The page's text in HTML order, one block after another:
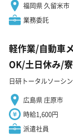
福岡県 久留米市
業務委託
軽作業/自動車
OK/土日休み/
日研トータルソーシ
広島県 庄原市
時給1,600円
派遣社員